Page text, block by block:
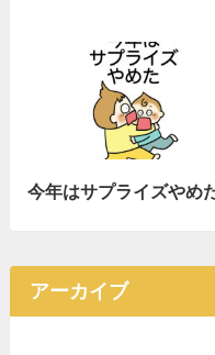
今年はサプライズやめ
アーカイブ